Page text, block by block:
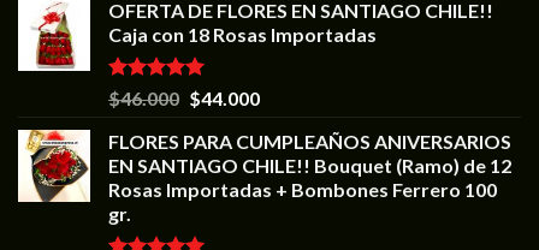
OFERTA DE FLORES EN SANTIAGO CHILE!!
Caja con 18 Rosas Importadas
Valorado en
5.00
$46.000 $44.000
FLORES PARA CUMPLEAÑOS ANIVERSARIOS
EN SANTIAGO CHILE!! Bouquet (Ramo) de 12
Rosas Importadas + Bombones Ferrero 100
gr.